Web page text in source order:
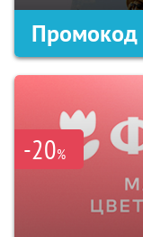
Промокод
-20%